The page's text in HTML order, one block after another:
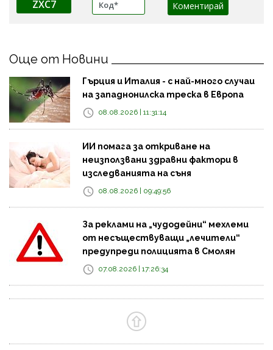
ZXC7
Още от Новини
Гърция и Италия - с най-много случаи
на западнонилска треска в Европа
08.08.2026 | 11:31:14
ИИ помага за откриване на
неизползвани здравни фактори в
изследванията на съня
08.08.2026 | 09:49:56
За реклами на „чудодейни“ мехлеми
от несъществуващи „лечители“
предупреди полицията в Смолян
07.08.2026 | 17:26:34